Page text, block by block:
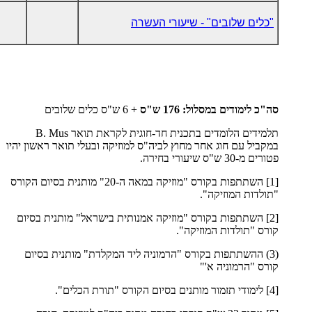
"כלים שלובים" - שיעורי העשרה
סה"כ לימודים במסלול: 176 ש"ס
+ 6 ש"ס כלים שלובים
תלמידים הלומדים בתכנית חד-חוגית לקראת תואר B. Mus
במקביל עם חוג אחר מחוץ לביה"ס למוזיקה ובעלי תואר ראשון יהיו
פטורים מ-30 ש"ס שיעורי בחירה.
[1] השתתפות בקורס "מוזיקה במאה ה-20" מותנית בסיום הקורס
"תולדות המוזיקה".
[2] השתתפות בקורס "מוזיקה אמנותית בישראל" מותנית בסיום
קורס "תולדות המוזיקה".
(3) ההשתתפות בקורס "הרמוניה ליד המקלדת" מותנית בסיום
קורס "הרמוניה א'"
[4] לימודי תזמור מותנים בסיום הקורס "תורת הכלים".